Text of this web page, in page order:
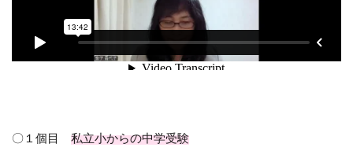
〇１個目 私立小からの中学受験